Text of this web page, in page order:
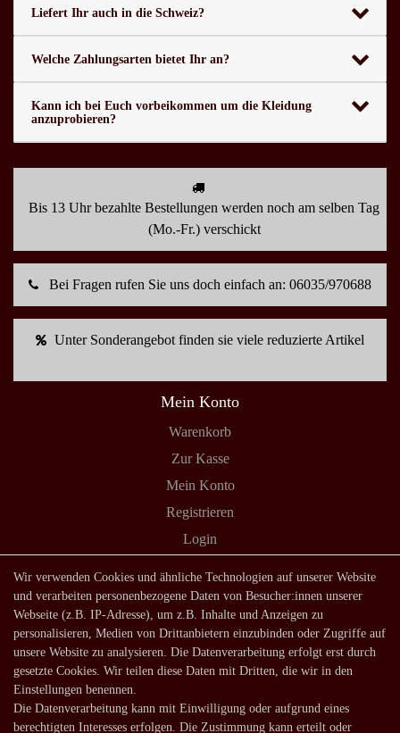
Liefert Ihr auch in die Schweiz?
Welche Zahlungsarten bietet Ihr an?
Kann ich bei Euch vorbeikommen um die Kleidung
anzuprobieren?
Bis 13 Uhr bezahlte Bestellungen werden noch am selben Tag
(Mo.-Fr.) verschickt
Bei Fragen rufen Sie uns doch einfach an: 06035/970688
Unter Sonderangebot finden sie viele reduzierte Artikel
Mein Konto
Warenkorb
Zur Kasse
Mein Konto
Registrieren
Login
Shop
Lagerverkauf
Zahlungsarten
Versandarten und -kosten
Service
Wir verwenden Cookies und ähnliche Technologien auf unserer Website
und verarbeiten personenbezogene Daten von Besucher:innen unserer
Webseite (z.B. IP-Adresse), um z.B. Inhalte und Anzeigen zu
personalisieren, Medien von Drittanbietern einzubinden oder Zugriffe auf
unsere Website zu analysieren. Die Datenverarbeitung erfolgt erst durch
gesetzte Cookies. Wir teilen diese Daten mit Dritten, die wir in den
Einstellungen benennen.
Die Datenverarbeitung kann mit Einwilligung oder aufgrund eines
berechtigten Interesses erfolgen. Die Zustimmung kann erteilt oder